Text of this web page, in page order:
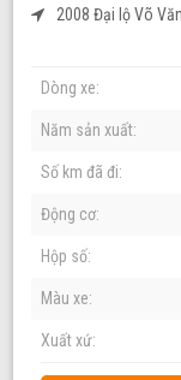
2008 Đại lộ Võ
Dòng xe:
Năm sản xuất:
Số km đã đi:
Động cơ:
Hộp số:
Màu xe:
Xuất xứ: